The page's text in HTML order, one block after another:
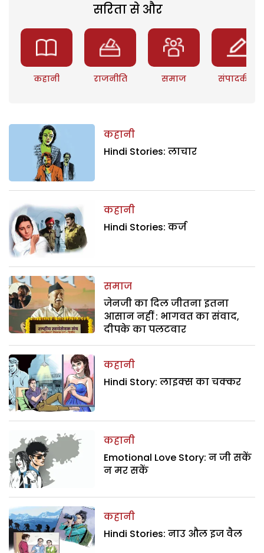
सरिता से और
कहानी राजनीति समाज संपादकीय
कहानी
Hindi Stories: लाचार
कहानी
Hindi Stories: कर्ज
समाज
जेनजी का दिल जीतना इतना
आसान नहीं : भागवत का संवाद,
दीपके का पलटवार
कहानी
Hindi Story: लाइक्स का चक्कर
कहानी
Emotional Love Story: न जी सकें
न मर सकें
कहानी
Hindi Stories: नाउ औल इज वैल